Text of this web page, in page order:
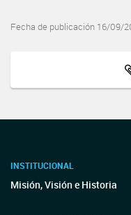
Fecha de publicación 16/09/
INSTITUCIONAL
Misión, Visión e Historia